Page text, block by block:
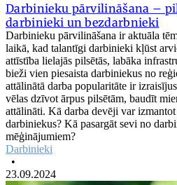
Darbinieku pārvilināšana –
darbinieki un bezdarbnieki
Darbinieku pārvilināšana ir aktuāla
laikā, kad talantīgi darbinieki kļūst
attīstība lielajās pilsētās, labāka
bieži vien piesaista darbiniekus no
attālinātā darba popularitāte ir
vēlas dzīvot ārpus pilsētām, baudīt
attālināti. Kā darba devēji var
darbiniekus? Kā pasargāt sevi no
mēģinājumiem?
Darbinieki
•
23.09.2024